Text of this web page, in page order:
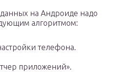
на Андроиде надо
алгоритмом:
телефона.
приложений».